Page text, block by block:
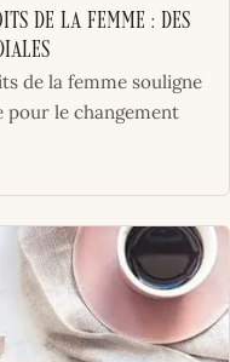
de la Femme : des
de la femme souligne
pour le changement